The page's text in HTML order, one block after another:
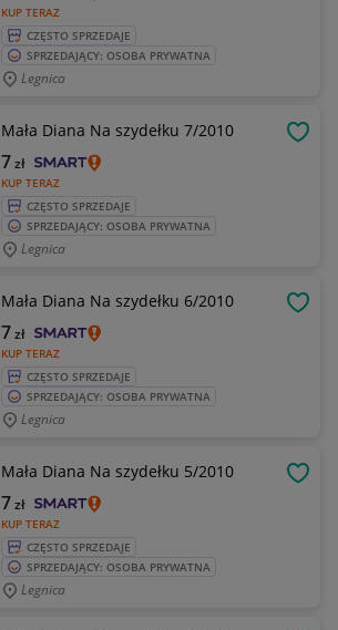
KUP TERAZ
CZĘSTO SPRZEDAJE
SPRZEDAJĄCY: OSOBA PRYWATNA
Legnica
Mała Diana Na szydełku 7/2010
KUP TERAZ
7zł
CZĘSTO SPRZEDAJE
SPRZEDAJĄCY: OSOBA PRYWATNA
Legnica
Mała Diana Na szydełku 6/2010
KUP TERAZ
7zł
CZĘSTO SPRZEDAJE
SPRZEDAJĄCY: OSOBA PRYWATNA
Legnica
Mała Diana Na szydełku 5/2010
KUP TERAZ
7zł
CZĘSTO SPRZEDAJE
SPRZEDAJĄCY: OSOBA PRYWATNA
Legnica